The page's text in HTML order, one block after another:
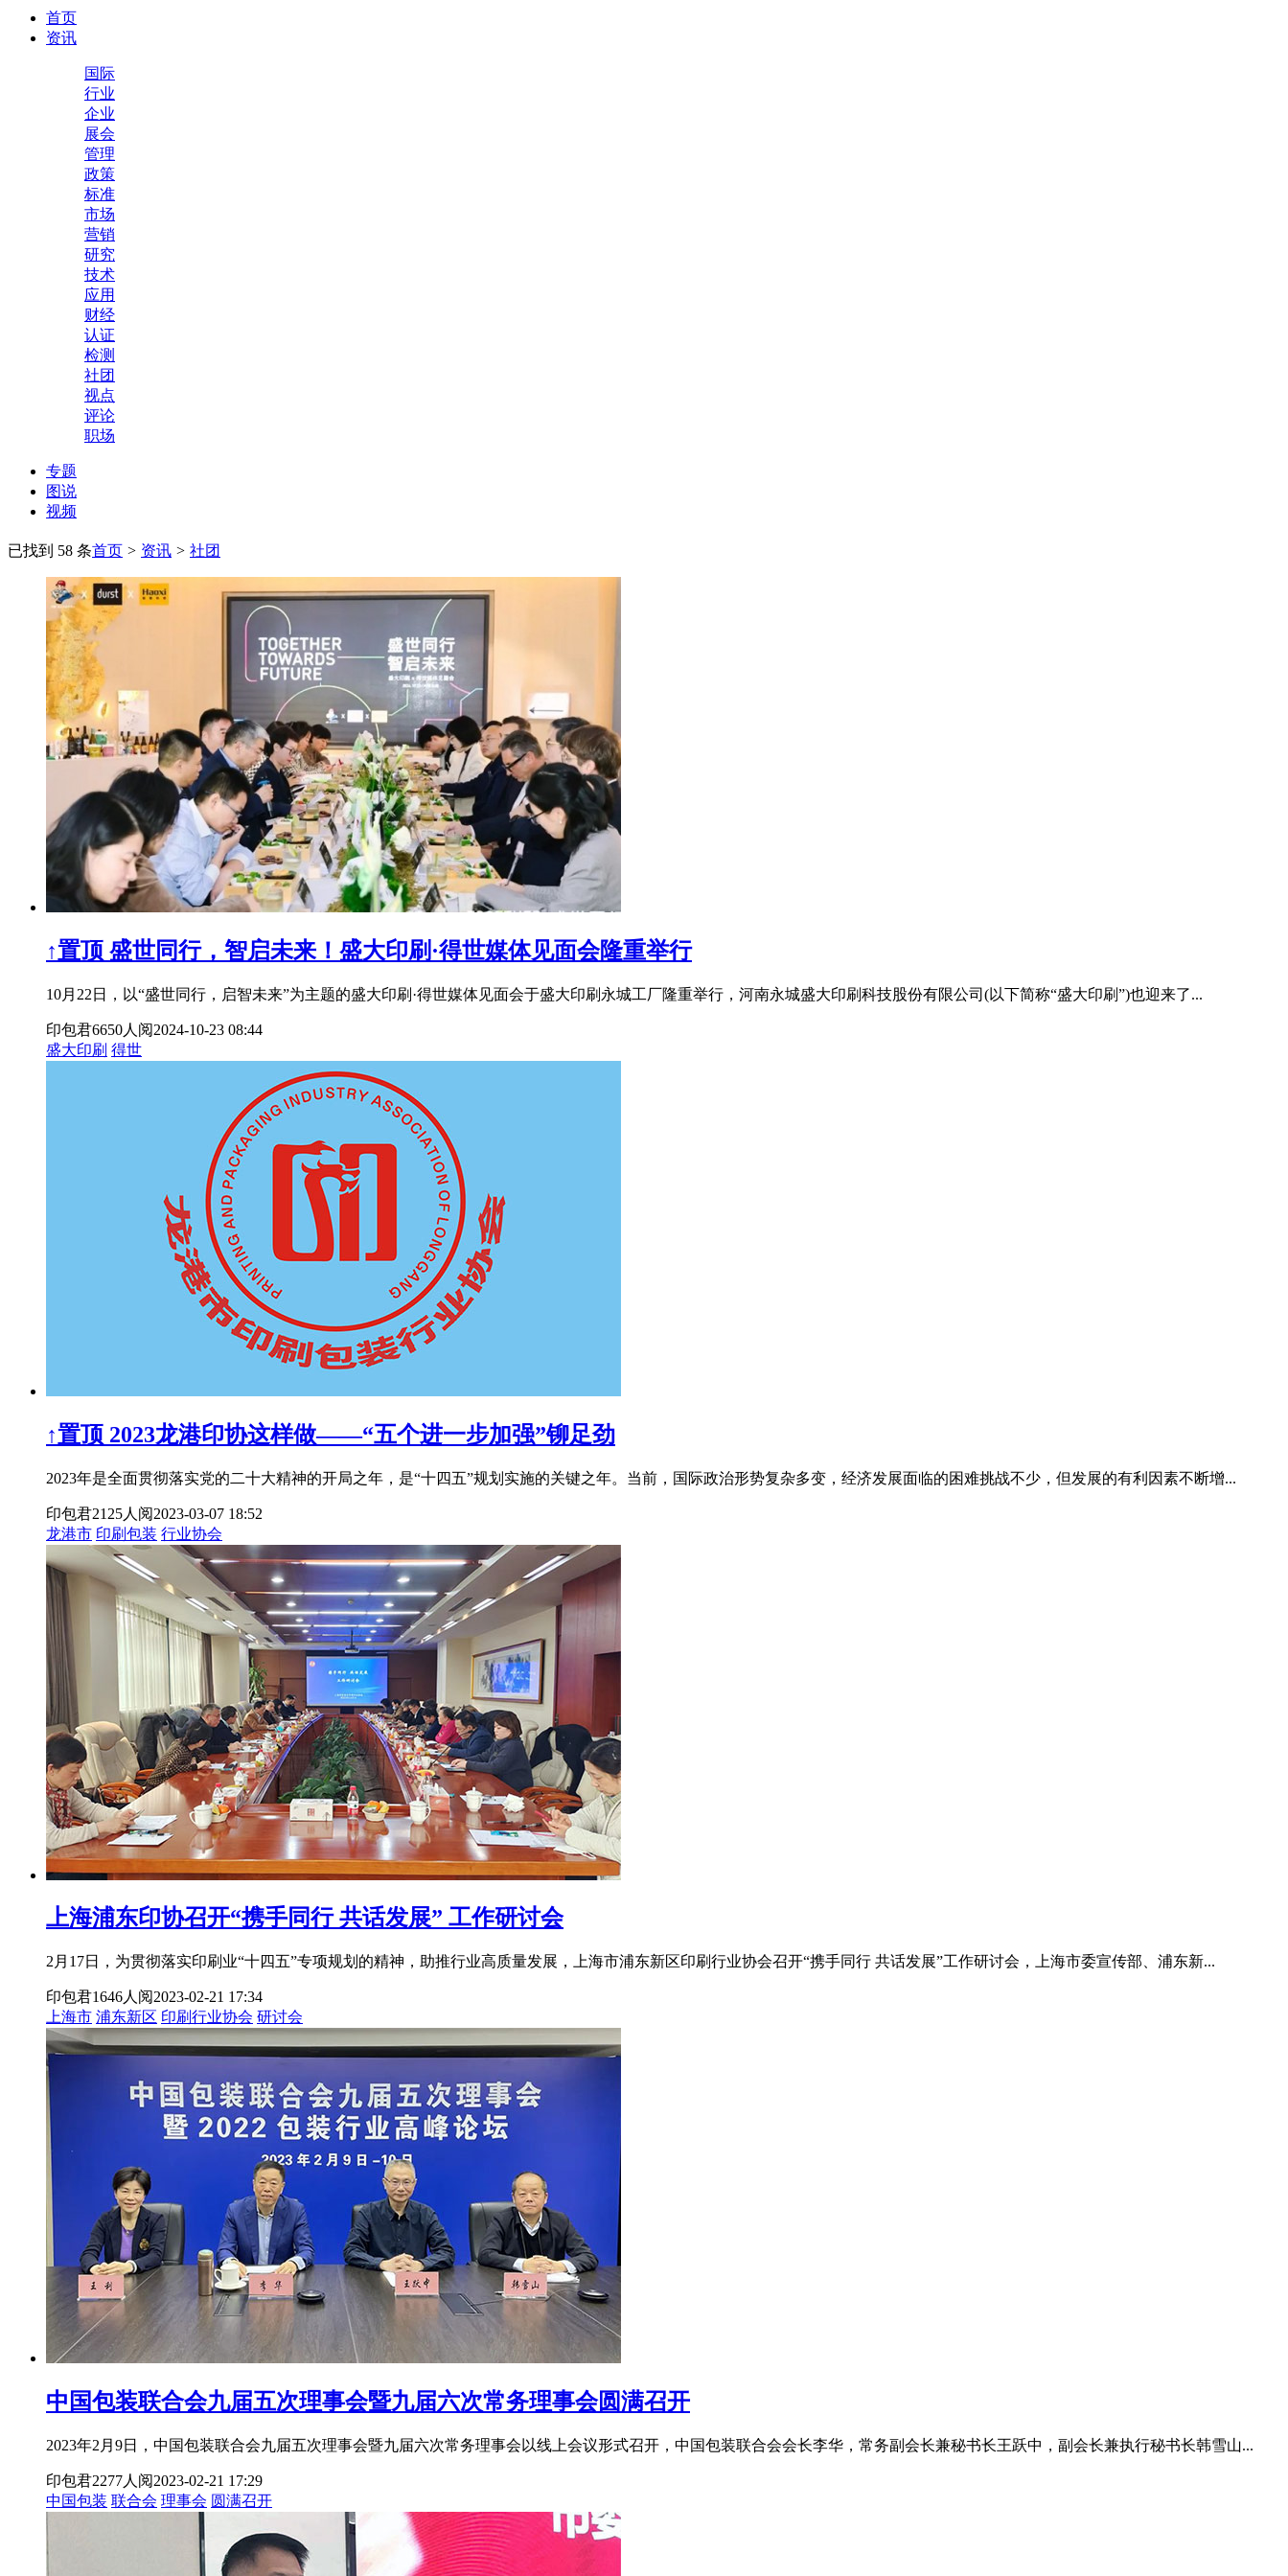
首页
资讯
国际
行业
企业
展会
管理
政策
标准
市场
营销
研究
技术
应用
财经
认证
检测
社团
视点
评论
职场
专题
图说
视频
已找到 58 条首页 > 资讯 > 社团
↑置顶 盛世同行，智启未来！盛大印刷·得世媒体见面会隆重举行
10月22日，以“盛世同行，启智未来”为主题的盛大印刷·得世媒体见面会于盛大印刷永城工厂隆重举行，河南永城盛大印刷科技股份有限公司(以下简称“盛大印刷”)也迎来了...
印包君6650人阅2024-10-23 08:44
盛大印刷 得世
↑置顶 2023龙港印协这样做——“五个进一步加强”铆足劲
2023年是全面贯彻落实党的二十大精神的开局之年，是“十四五”规划实施的关键之年。当前，国际政治形势复杂多变，经济发展面临的困难挑战不少，但发展的有利因素不断增...
印包君2125人阅2023-03-07 18:52
龙港市 印刷包装 行业协会
上海浦东印协召开“携手同行 共话发展” 工作研讨会
2月17日，为贯彻落实印刷业“十四五”专项规划的精神，助推行业高质量发展，上海市浦东新区印刷行业协会召开“携手同行 共话发展”工作研讨会，上海市委宣传部、浦东新...
印包君1646人阅2023-02-21 17:34
上海市 浦东新区 印刷行业协会 研讨会
中国包装联合会九届五次理事会暨九届六次常务理事会圆满召开
2023年2月9日，中国包装联合会九届五次理事会暨九届六次常务理事会以线上会议形式召开，中国包装联合会会长李华，常务副会长兼秘书长王跃中，副会长兼执行秘书长韩雪山...
印包君2277人阅2023-02-21 17:29
中国包装 联合会 理事会 圆满召开